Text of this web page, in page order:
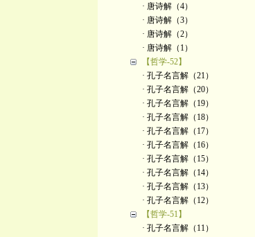
· 唐诗解（4）
· 唐诗解（3）
· 唐诗解（2）
· 唐诗解（1）
【哲学-52】
· 孔子名言解（21）
· 孔子名言解（20）
· 孔子名言解（19）
· 孔子名言解（18）
· 孔子名言解（17）
· 孔子名言解（16）
· 孔子名言解（15）
· 孔子名言解（14）
· 孔子名言解（13）
· 孔子名言解（12）
【哲学-51】
· 孔子名言解（11）